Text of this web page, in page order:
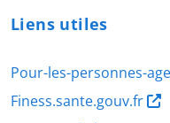
Liens utiles
Pour-les-personnes-
Finess.sante.gouv.fr